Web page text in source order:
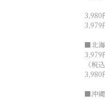
3,980
3,979
■北海
3,979
（税込
3,980
■沖縄